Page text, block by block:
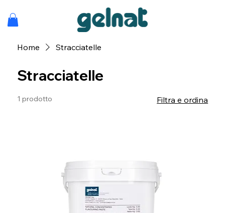
Home Stracciatelle
Stracciatelle
1 prodotto Filtra e ordina